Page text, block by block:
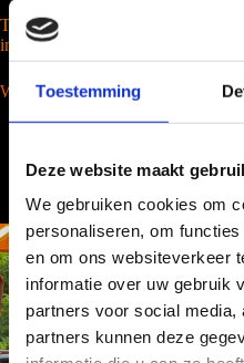
Toestemming
Deze website maakt
We gebruiken cookies om
personaliseren, om
en om ons websiteverkeer
informatie over uw gebruik
partners voor social
partners kunnen deze
Tel. 088-2035100
info@barcompany.nl
Wij werken landelijk